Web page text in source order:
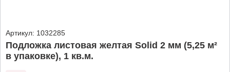
Артикул: 1032285
Подложка листовая желтая Solid 2 мм (5,25 м²
в упаковке), 1 кв.м.